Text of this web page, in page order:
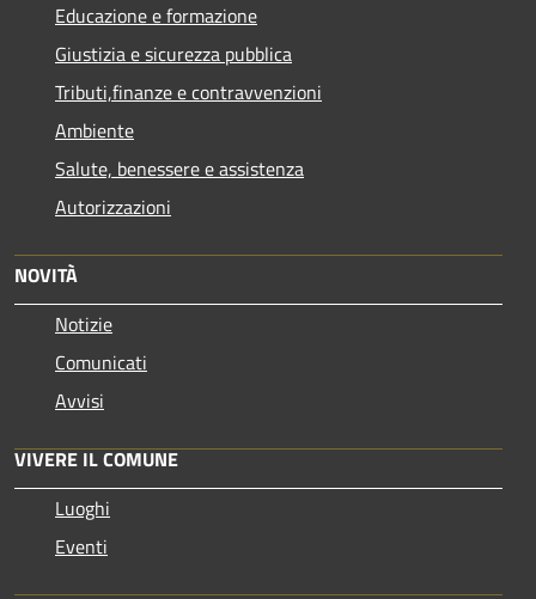
Educazione e formazione
Giustizia e sicurezza pubblica
Tributi,finanze e contravvenzioni
Ambiente
Salute, benessere e assistenza
Autorizzazioni
NOVITÀ
Notizie
Comunicati
Avvisi
VIVERE IL COMUNE
Luoghi
Eventi